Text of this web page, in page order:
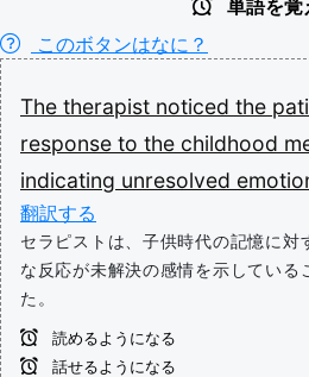
単語を覚
このボタンはなに？
The therapist noticed the
response to the childhood
indicating unresolved
翻訳する
セラピストは、子供時代の記憶に対
な反応が未解決の感情を示している
た。
読めるようになる
話せるようになる